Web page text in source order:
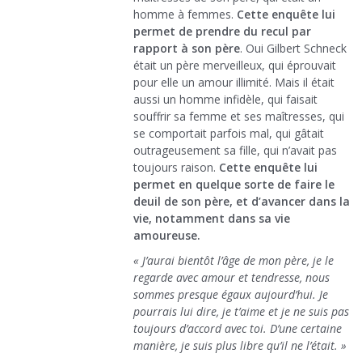
homme à femmes. Cette enquête lui
permet de prendre du recul par
rapport à son père. Oui Gilbert Schneck
était un père merveilleux, qui éprouvait
pour elle un amour illimité. Mais il était
aussi un homme infidèle, qui faisait
souffrir sa femme et ses maîtresses, qui
se comportait parfois mal, qui gâtait
outrageusement sa fille, qui n’avait pas
toujours raison. Cette enquête lui
permet en quelque sorte de faire le
deuil de son père, et d’avancer dans la
vie, notamment dans sa vie
amoureuse.
« J’aurai bientôt l’âge de mon père, je le
regarde avec amour et tendresse, nous
sommes presque égaux aujourd’hui. Je
pourrais lui dire, je t’aime et je ne suis pas
toujours d’accord avec toi. D’une certaine
manière, je suis plus libre qu’il ne l’était. »